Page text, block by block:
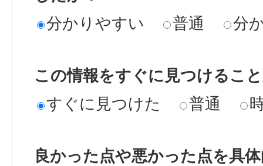
分かりやすい
普通 分
この情報をすぐに見つけるこ
すぐに見つけた
普通
良かった点や悪かった点を具